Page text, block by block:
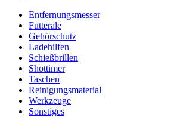
Entfernungsmesser
Futterale
Gehörschutz
Ladehilfen
Schießbrillen
Shottimer
Taschen
Reinigungsmaterial
Werkzeuge
Sonstiges